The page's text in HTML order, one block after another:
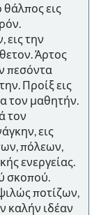
θάλπος εις
εις την
Άρτος
πεσόντα
Προίξ εις
τον μαθητήν.
τον
εις
πόλεων,
ενεργείας.
σκοπού.
ποτίζων,
καλήν ιδέαν